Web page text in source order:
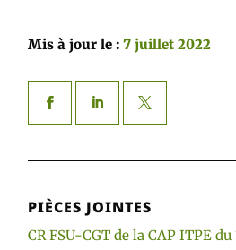
Mis à jour le :7 juillet 2022
PIÈCES JOINTES
CR FSU-CGT de la CAP ITPE